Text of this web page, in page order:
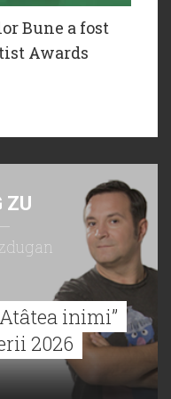
Bune a fost
Awards
ZU
inimi”
2026